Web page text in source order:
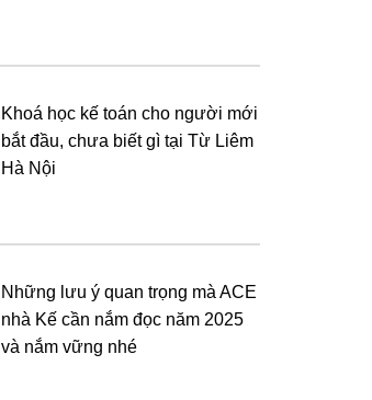
Khoá học kế toán cho người mới
bắt đầu, chưa biết gì tại Từ Liêm
Hà Nội
Những lưu ý quan trọng mà ACE
nhà Kế cần nắm đọc năm 2025
và nắm vững nhé